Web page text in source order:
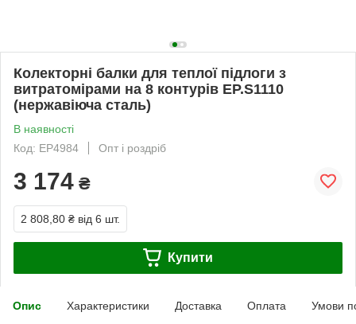
Колекторні балки для теплої підлоги з
витратомірами на 8 контурів EP.S1110
(нержавіюча сталь)
В наявності
Код: EP4984
Опт і роздріб
3 174 ₴
2 808,80 ₴ від 6 шт.
Купити
Опис Характеристики Доставка Оплата Умови